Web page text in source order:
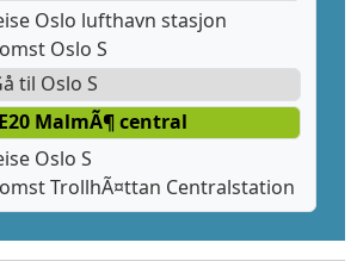
Oslo lufthavn stasjon
Oslo S
til Oslo S
MalmÃ¶ central
Oslo S
TrollhÃ¤ttan Centralstation